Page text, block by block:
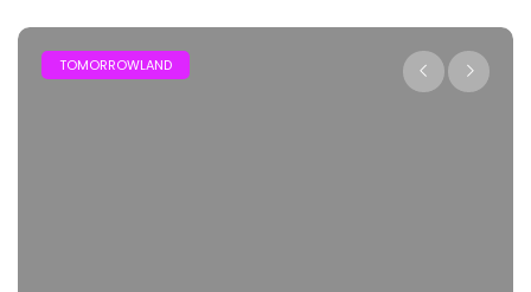
FESTIVAL